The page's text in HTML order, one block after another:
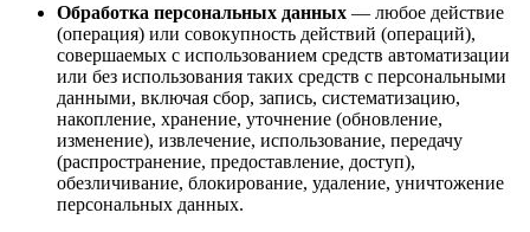
Обработка персональных данных — любое действие
(операция) или совокупность действий (операций),
совершаемых с использованием средств автоматизации
или без использования таких средств с персональными
данными, включая сбор, запись, систематизацию,
накопление, хранение, уточнение (обновление,
изменение), извлечение, использование, передачу
(распространение, предоставление, доступ),
обезличивание, блокирование, удаление, уничтожение
персональных данных.